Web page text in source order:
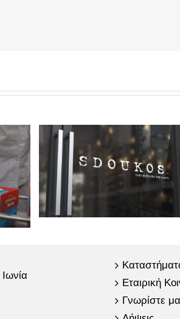
Καταστήματα
Εταιρική
Γνωρίστε μας
Λήψεις